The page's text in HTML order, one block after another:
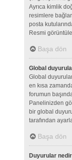
Ayrıca kimlik
resimlere
posta
Resmi
Başa dön
Global
Global
en kısa
forumun
Panelinizden
bir global
tarafından
Başa dön
Duyurular